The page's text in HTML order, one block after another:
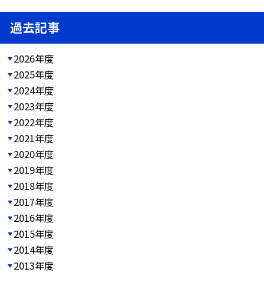
過去記事
2026年度
2025年度
2024年度
2023年度
2022年度
2021年度
2020年度
2019年度
2018年度
2017年度
2016年度
2015年度
2014年度
2013年度